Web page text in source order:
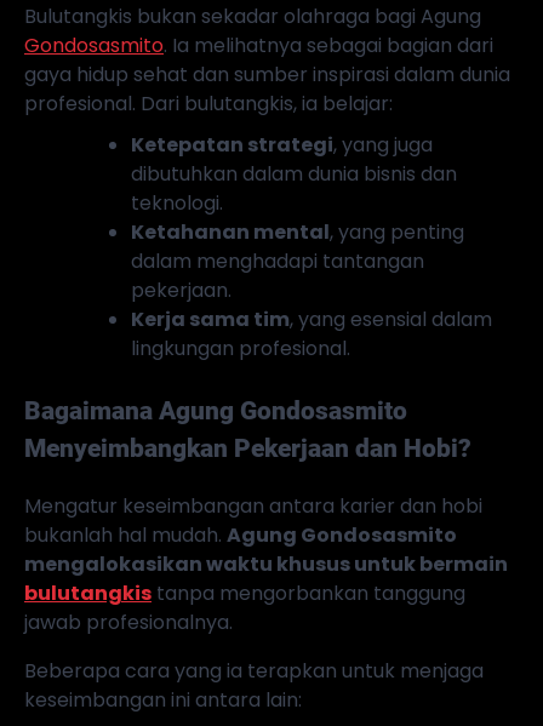
Bulutangkis bukan sekadar olahraga bagi Agung
Gondosasmito. Ia melihatnya sebagai bagian dari
gaya hidup sehat dan sumber inspirasi dalam dunia
profesional. Dari bulutangkis, ia belajar:
Ketepatan strategi, yang juga
dibutuhkan dalam dunia bisnis dan
teknologi.
Ketahanan mental, yang penting
dalam menghadapi tantangan
pekerjaan.
Kerja sama tim, yang esensial dalam
lingkungan profesional.
Bagaimana Agung Gondosasmito
Menyeimbangkan Pekerjaan dan Hobi?
Mengatur keseimbangan antara karier dan hobi
bukanlah hal mudah. Agung Gondosasmito
mengalokasikan waktu khusus untuk bermain
bulutangkis tanpa mengorbankan tanggung
jawab profesionalnya.
Beberapa cara yang ia terapkan untuk menjaga
keseimbangan ini antara lain: